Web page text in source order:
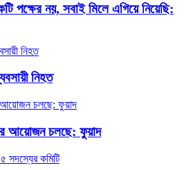
পক্ষের নয়, সবাই মিলে এগিয়ে নিয়েছি:
নিহত
আয়োজন চলছে: ফুয়াদ